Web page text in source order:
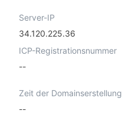
Server-IP
34.120.225.36
ICP-Registrationsnummer
--
Zeit der Domainserstellung
--